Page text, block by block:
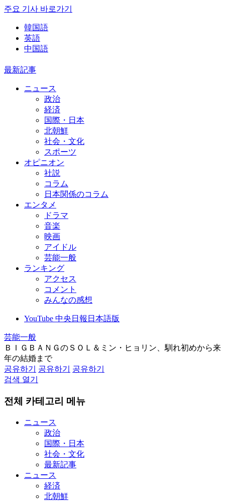
주요 기사 바로가기
韓国語
英語
中国語
最新記事
ニュース
政治
経済
国際・日本
北朝鮮
社会・文化
スポーツ
オピニオン
社説
コラム
日本関係のコラム
エンタメ
ドラマ
音楽
映画
アイドル
芸能一般
ランキング
アクセス
コメント
みんなの感想
YouTube 中央日報日本語版
芸能一般
ＢＩＧＢＡＮＧのＳＯＬ＆ミン・ヒョリン、馴れ初めから来
年の結婚まで
공유하기
공유하기
공유하기
검색 열기
전체 카테고리 메뉴
ニュース
政治
国際・日本
社会・文化
最新記事
ニュース
経済
北朝鮮